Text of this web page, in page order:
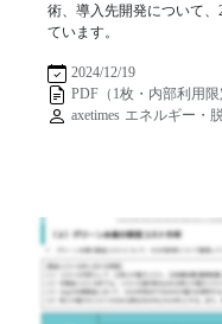
術、導入先開発について
ています。
2024/12/19
PDF（1枚・内部利用限
axetimes エネルギー・